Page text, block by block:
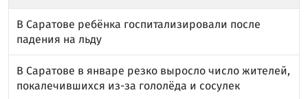
В Саратове ребёнка госпитализировали после
падения на льду
В Саратове в январе резко выросло число жителей,
покалечившихся из-за гололёда и сосулек